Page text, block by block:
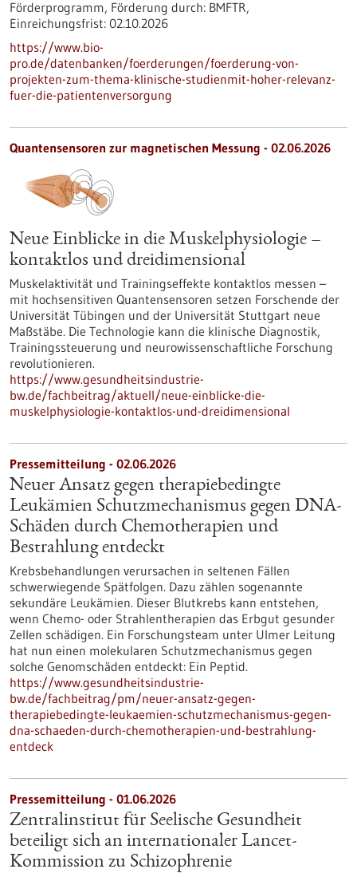
Förderprogramm, Förderung durch: BMFTR,
Einreichungsfrist: 02.10.2026
https://www.bio-
pro.de/datenbanken/foerderungen/foerderung-von-
projekten-zum-thema-klinische-studienmit-hoher-relevanz-
fuer-die-patientenversorgung
Quantensensoren zur magnetischen Messung - 02.06.2026
Neue Einblicke in die Muskelphysiologie –
kontaktlos und dreidimensional
Muskelaktivität und Trainingseffekte kontaktlos messen –
mit hochsensitiven Quantensensoren setzen Forschende der
Universität Tübingen und der Universität Stuttgart neue
Maßstäbe. Die Technologie kann die klinische Diagnostik,
Trainingssteuerung und neurowissenschaftliche Forschung
revolutionieren.
https://www.gesundheitsindustrie-
bw.de/fachbeitrag/aktuell/neue-einblicke-die-
muskelphysiologie-kontaktlos-und-dreidimensional
Pressemitteilung - 02.06.2026
Neuer Ansatz gegen therapiebedingte
Leukämien Schutzmechanismus gegen DNA-
Schäden durch Chemotherapien und
Bestrahlung entdeckt
Krebsbehandlungen verursachen in seltenen Fällen
schwerwiegende Spätfolgen. Dazu zählen sogenannte
sekundäre Leukämien. Dieser Blutkrebs kann entstehen,
wenn Chemo- oder Strahlentherapien das Erbgut gesunder
Zellen schädigen. Ein Forschungsteam unter Ulmer Leitung
hat nun einen molekularen Schutzmechanismus gegen
solche Genomschäden entdeckt: Ein Peptid.
https://www.gesundheitsindustrie-
bw.de/fachbeitrag/pm/neuer-ansatz-gegen-
therapiebedingte-leukaemien-schutzmechanismus-gegen-
dna-schaeden-durch-chemotherapien-und-bestrahlung-
entdeck
Pressemitteilung - 01.06.2026
Zentralinstitut für Seelische Gesundheit
beteiligt sich an internationaler Lancet-
Kommission zu Schizophrenie